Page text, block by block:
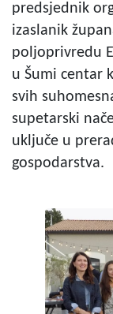
predsjednik
izaslanik
poljoprivredu
u Šumi centar
svih
supetarski
uključe u
gospodarstva.